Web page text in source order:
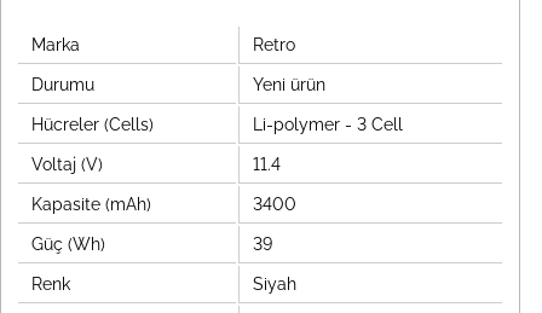
Marka Retro
Durumu Yeni ürün
Hücreler (Cells) Li-polymer - 3 Cell
Voltaj (V) 11.4
Kapasite (mAh) 3400
Güç (Wh) 39
Renk Siyah